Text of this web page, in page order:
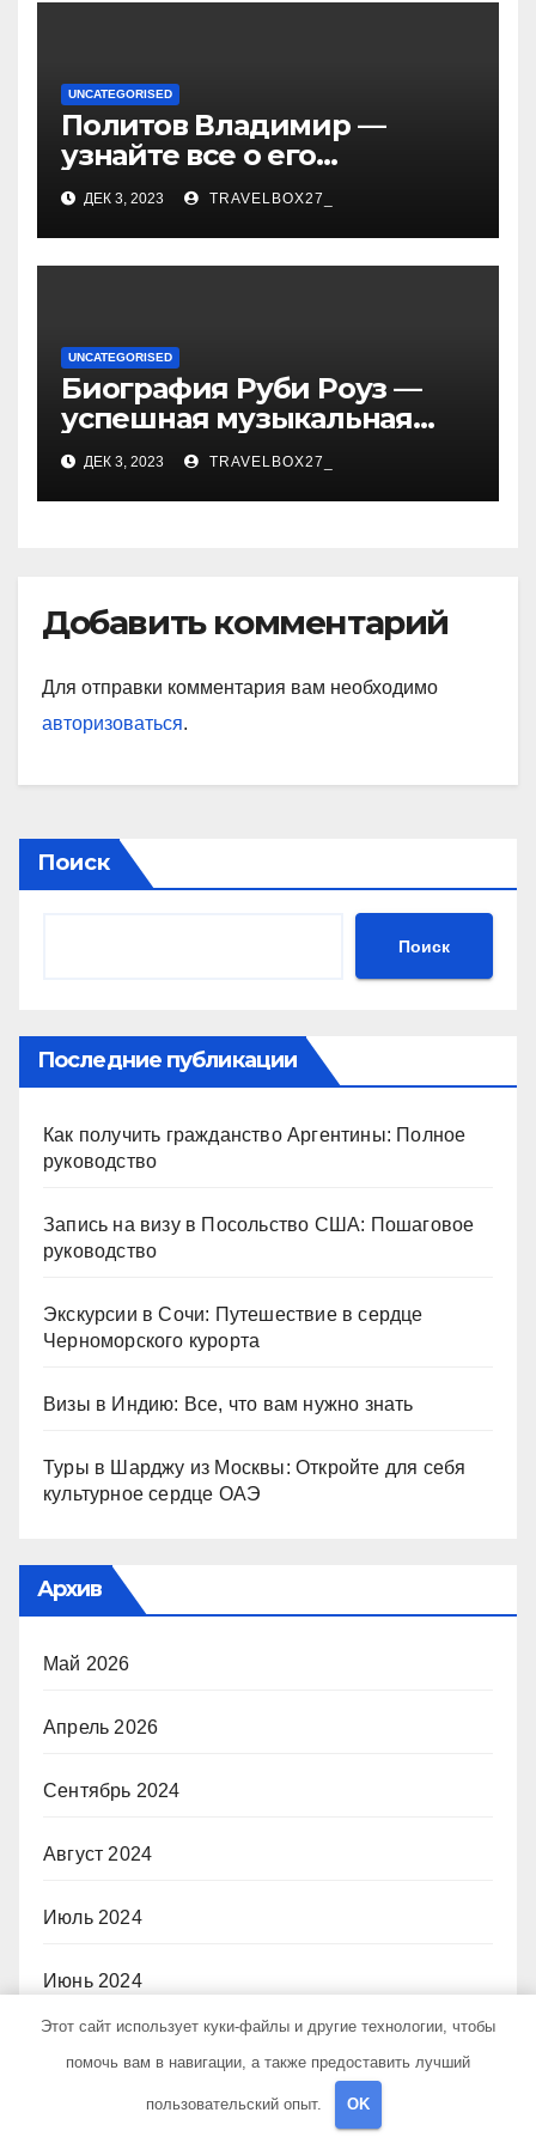
UNCATEGORISED
Политов Владимир —
узнайте все о его
биографии, возрасте и
впечатляющих
достижениях!
ДЕК 3, 2023 TRAVELBOX27_
UNCATEGORISED
Биография Руби Роуз —
успешная музыкальная
карьера, личная жизнь и
знаковые достижения
ДЕК 3, 2023 TRAVELBOX27_
Добавить комментарий
Для отправки комментария вам необходимо
авторизоваться.
Поиск
Поиск
Последние публикации
Как получить гражданство Аргентины: Полное
руководство
Запись на визу в Посольство США: Пошаговое
руководство
Экскурсии в Сочи: Путешествие в сердце
Черноморского курорта
Визы в Индию: Все, что вам нужно знать
Туры в Шарджу из Москвы: Откройте для себя
культурное сердце ОАЭ
Архив
Май 2026
Апрель 2026
Сентябрь 2024
Август 2024
Июль 2024
Июнь 2024
Апрель 2024
Этот сайт использует куки-файлы и другие технологии, чтобы
помочь вам в навигации, а также предоставить лучший
пользовательский опыт. OK